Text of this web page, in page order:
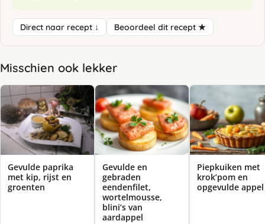
Direct naar recept ↓ Beoordeel dit recept ★
Misschien ook lekker
Gevulde paprika
met kip, rijst en
groenten
Gevulde en
gebraden
eendenfilet,
wortelmousse,
blini’s van
aardappel
Piepkuiken met
krok’pom en
opgevulde appel